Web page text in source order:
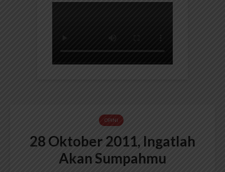
OPINI
28 Oktober 2011, Ingatlah
Akan Sumpahmu